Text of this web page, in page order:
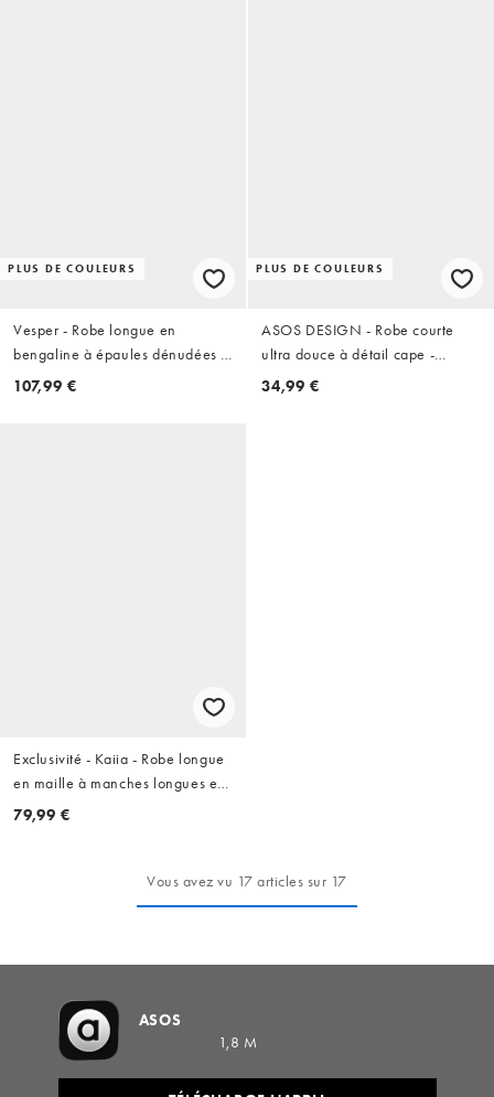
PLUS DE COULEURS
Vesper - Robe longue en
bengaline à épaules dénudées -
Rouge
107,99 €
PLUS DE COULEURS
ASOS DESIGN - Robe courte
ultra douce à détail cape -
Bordeaux
34,99 €
Exclusivité - Kaiia - Robe longue
en maille à manches longues et
épaules dénudées ornée de
79,99 €
Vous avez vu 17 articles sur 17
ASOS
1,8 M